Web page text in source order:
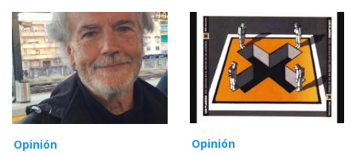
Opinión Opinión